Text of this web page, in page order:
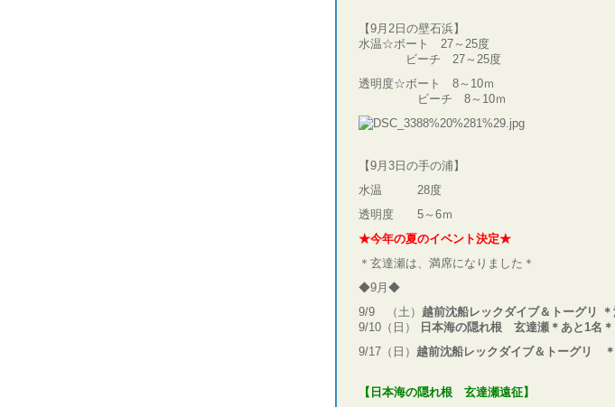
【9月2日の壁石浜】
水温☆ボート 27～25度
ビーチ 27～25度
透明度☆ボート 8～10ｍ
ビーチ 8～10ｍ
【9月3日の手の浦】
水温 28度
透明度 5～6ｍ
★今年の夏のイベント決定★
＊玄達瀬は、満席になりました＊
◆9月◆
9/9 （土） 越前沈船レックダイブ＆トーグリ ＊
9/10（日）
日本海の隠れ根 玄達瀬＊あと1名＊
9/17（日） 越前沈船レックダイブ＆トーグリ
【日本海の隠れ根 玄達瀬遠征】